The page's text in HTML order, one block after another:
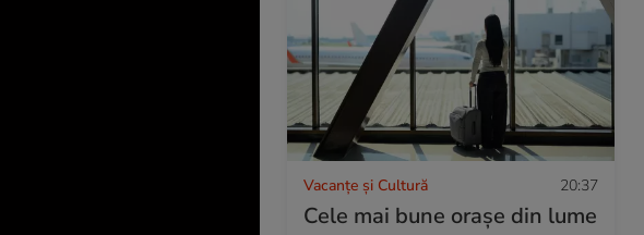
Vacanțe și Cultură 20:37
Cele mai bune orașe din lume